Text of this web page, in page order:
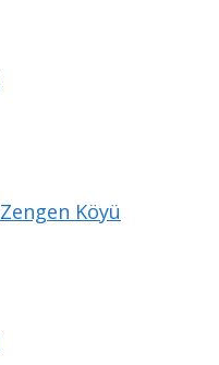
Zengen Köyü